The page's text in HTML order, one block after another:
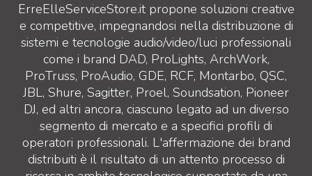
ErreElleServiceStore.it propone soluzioni creative
e competitive, impegnandosi nella distribuzione di
sistemi e tecnologie audio/video/luci professionali
come i brand DAD, ProLights, ArchWork,
ProTruss, ProAudio, GDE, RCF, Montarbo, QSC,
JBL, Shure, Sagitter, Proel, Soundsation, Pioneer
DJ, ed altri ancora, ciascuno legato ad un diverso
segmento di mercato e a specifici profili di
operatori professionali. L'affermazione dei brand
distribuiti è il risultato di un attento processo di